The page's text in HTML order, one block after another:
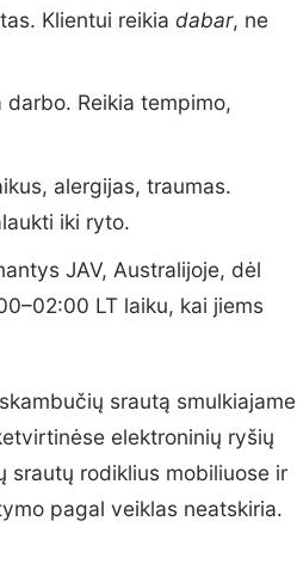
Klientui reikia dabar, ne
Reikia tempimo,
alergijas, traumas.
iki ryto.
JAV, Australijoje, dėl
LT laiku, kai jiems
srautą smulkiajame
elektroninių ryšių
srautų rodiklius mobiliuose ir
pagal veiklas neatskiria.